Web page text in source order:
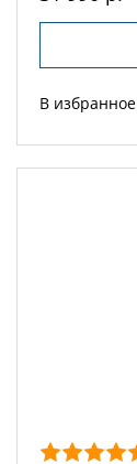
В избранное